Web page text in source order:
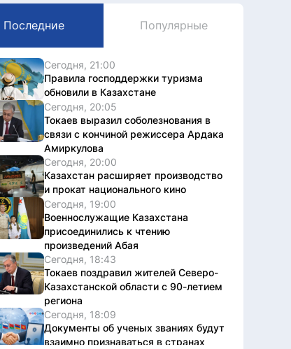
Служба Комплаенс
Служу стране
Последние Популярные
Сегодня, 21:00
Правила господдержки туризма
обновили в Казахстане
Сегодня, 20:05
Токаев выразил соболезнования в
связи с кончиной режиссера Ардака
Амиркулова
Сегодня, 20:00
Казахстан расширяет производство
и прокат национального кино
Сегодня, 19:00
Военнослужащие Казахстана
присоединились к чтению
произведений Абая
Сегодня, 18:43
Токаев поздравил жителей Северо-
Казахстанской области с 90-летием
региона
Сегодня, 18:09
Документы об ученых званиях будут
взаимно признаваться в странах